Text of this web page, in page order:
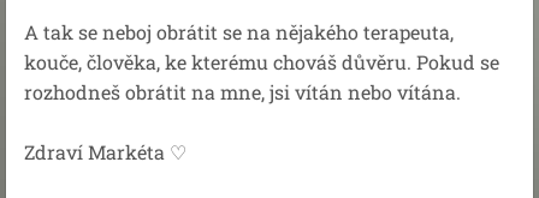
A tak se neboj obrátit se na nějakého terapeuta,
kouče, člověka, ke kterému chováš důvěru. Pokud se
rozhodneš obrátit na mne, jsi vítán nebo vítána.
Zdraví Markéta ♡